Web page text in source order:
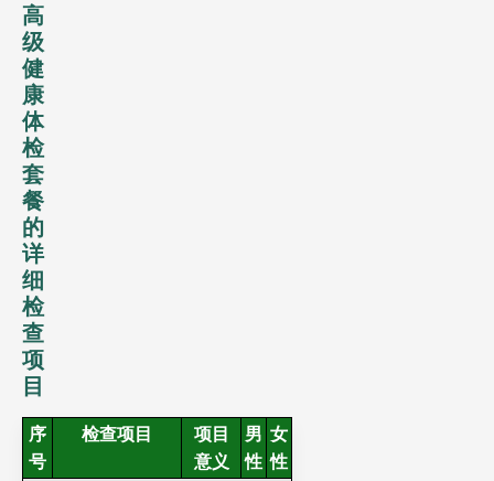
高
级
健
康
体
检
套
餐
的
详
细
检
查
项
目
序
号
检查项目
项目
意义
男
性
女
性